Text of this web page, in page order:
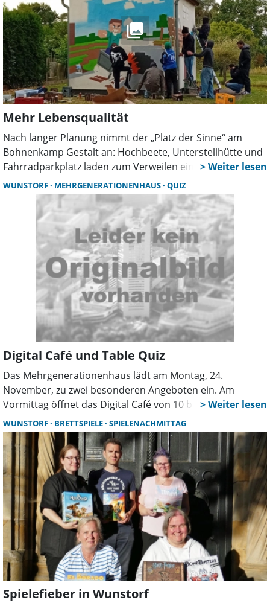
Mehr Lebensqualität
Nach langer Planung nimmt der „Platz der Sinne“ am
Bohnenkamp Gestalt an: Hochbeete, Unterstellhütte und
Fahrradparkplatz laden zum Verweilen ein. Auch der neue
Skatepark und ein bunt gestaltetes Stromhäuschen
sorgen für mehr Lebensqualität und attraktive
Treffpunkte im Flecken.
WUNSTORF MEHRGENERATIONENHAUS QUIZ
Digital Café und Table Quiz
Das Mehrgenerationenhaus lädt am Montag, 24.
November, zu zwei besonderen Angeboten ein. Am
Vormittag öffnet das Digital Café von 10 bis 12 Uhr seine
Türen. Hier können Besucher die Möglichkeiten ihres
Smartphones kennenlernen und sich mit anderen
austauschen. Es gibt Raum für alle Fragen rund um WLAN,
E-Mail, Benutzerkonten sowie das Installieren und
Löschen von Apps. Auch praktische Tipps und Tricks
werden vermittelt. Die Teilnahme ist kostenfrei und ohne
Anmeldung möglich.
WUNSTORF BRETTSPIELE SPIELENACHMITTAG
Spielefieber in Wunstorf